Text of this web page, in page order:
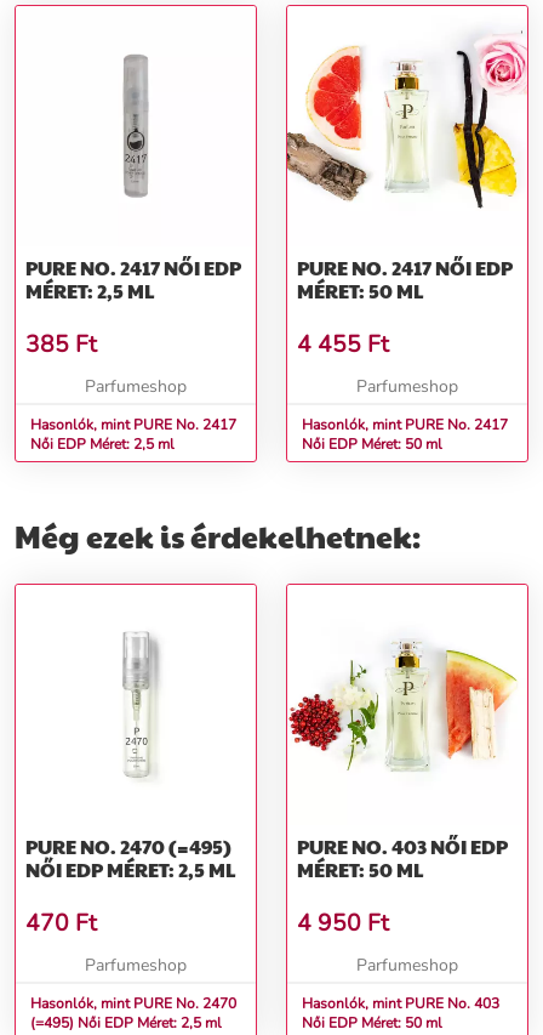
PURE NO. 2417 NŐI EDP
MÉRET: 2,5 ML
385 Ft
Parfumeshop
Hasonlók, mint PURE No. 2417
Női EDP Méret: 2,5 ml
PURE NO. 2417 NŐI EDP
MÉRET: 50 ML
4 455 Ft
Parfumeshop
Hasonlók, mint PURE No. 2417
Női EDP Méret: 50 ml
Még ezek is érdekelhetnek:
PURE NO. 2470 (=495)
NŐI EDP MÉRET: 2,5 ML
470 Ft
Parfumeshop
Hasonlók, mint PURE No. 2470
(=495) Női EDP Méret: 2,5 ml
PURE NO. 403 NŐI EDP
MÉRET: 50 ML
4 950 Ft
Parfumeshop
Hasonlók, mint PURE No. 403
Női EDP Méret: 50 ml